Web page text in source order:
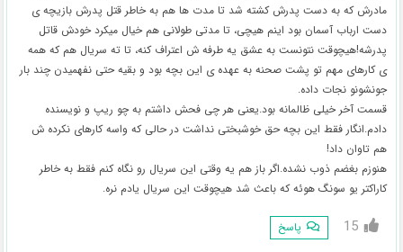
مادرش که به دست پدرش کشته شد تا مدت ها هم به خاطر قتل پدرش بازیچه ی
دست ارباب آسمان بود اینم هیچی، تا مدتی طولانی هم خیال میکرد خودش قاتل
پدرشه!هیچوقت نتونست به عشق یه طرفه ش اعتراف کنه، تا ته سریال هم که همه
ی کارهای مهم تو پشت صحنه به عهده ی این بچه بود و بقیه حتی نفهمیدن چند بار
جونشونو نجات داده.
قسمت آخر خیلی ظالمانه بود.یعنی هر چی فحش داشتم به چو ریپ و نویسنده
دادم.انگار فقط این بچه حق خوشبختی نداشت در حالی که واسه کارهای نکرده ش
هم تاوان داد!
هنوزم بغضم ذوب نشده.اگر باز هم یه وقتی این سریال رو نگاه کنم فقط به خاطر
کاراکتر یو سونگ هوئه که باعث شد هیچوقت این سریال یادم نره.
15 پاسخ